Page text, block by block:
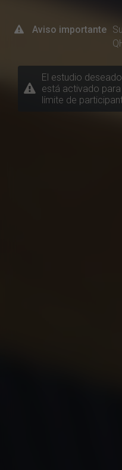
Aviso importante
El estudio
está activado
límite de